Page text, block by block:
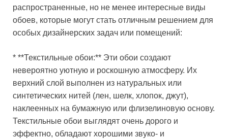
распространенные, но не менее интересные виды
обоев, которые могут стать отличным решением для
особых дизайнерских задач или помещений:
* **Текстильные обои:** Эти обои создают
невероятно уютную и роскошную атмосферу. Их
верхний слой выполнен из натуральных или
синтетических нитей (лен, шелк, хлопок, джут),
наклеенных на бумажную или флизелиновую основу.
Текстильные обои выглядят очень дорого и
эффектно, обладают хорошими звуко- и